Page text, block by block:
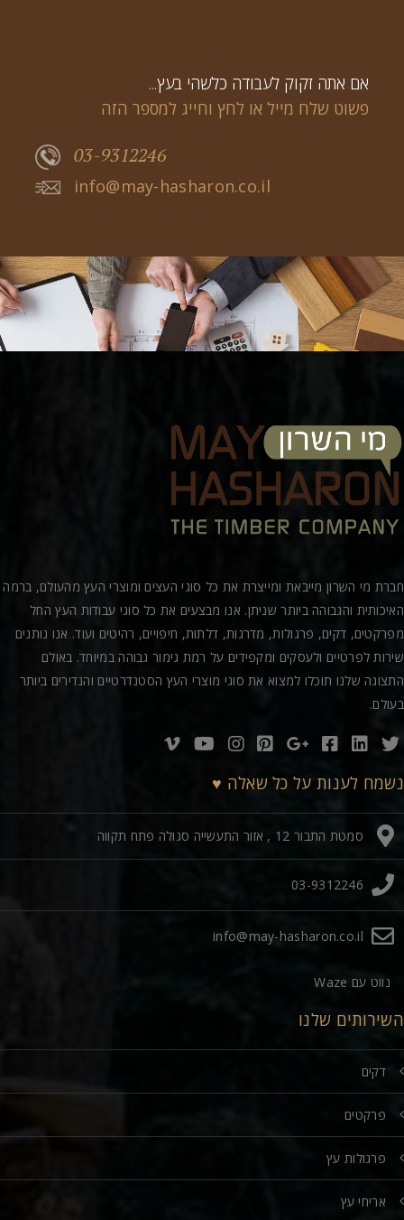
...אם אתה זקוק לעבודה כלשהי בעץ
פשוט שלח מייל או לחץ וחייג למספר הזה
03-9312246
info@may-hasharon.co.il
חברת מי השרון מייבאת ומייצרת את כל סוגי העצים ומוצרי העץ מהעולם, ברמה
האיכותית והגבוהה ביותר שניתן. אנו מבצעים את כל סוגי עבודות העץ החל
מפרקטים, דקים, פרגולות, מדרגות, דלתות, חיפויים, רהיטים ועוד. אנו נותנים
שירות לפרטיים ולעסקים ומקפידים על רמת גימור גבוהה במיוחד. באולם
התצוגה שלנו תוכלו למצוא את סוגי מוצרי העץ הסטנדרטיים והנדירים ביותר
בעולם.
נשמח לענות על כל שאלה ♥
סמטת התבור 12 , אזור התעשייה סגולה פתח תקווה
03-9312246
info@may-hasharon.co.il
נווט עם Waze
השירותים שלנו
דקים
פרקטים
פרגולות עץ
אריחי עץ